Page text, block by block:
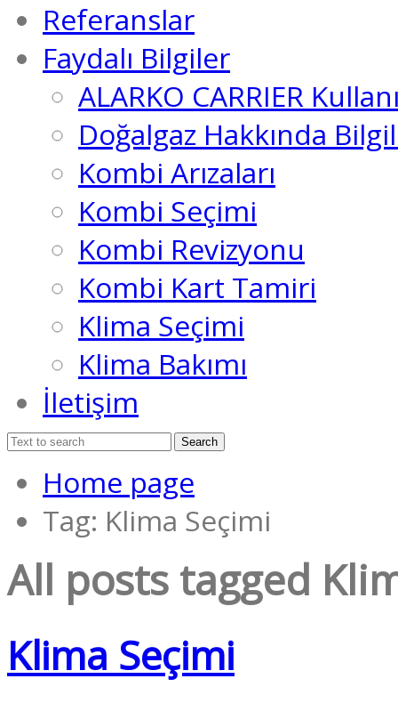
Referanslar
Faydalı Bilgiler
ALARKO CARRIER
Doğalgaz Hakkında
Kombi Arızaları
Kombi Seçimi
Kombi Revizyonu
Kombi Kart Tamiri
Klima Seçimi
Klima Bakımı
İletişim
Search
Home page
Tag: Klima Seçimi
All posts tagged
Klima Seçimi